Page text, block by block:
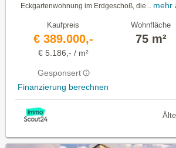
Eckgartenwohnung im Erdgeschoß, die... mehr
Kaufpreis
€ 389.000,-
€ 5.186,- / m²
Gesponsert
Finanzierung berechnen
Wohnfläche
75 m²